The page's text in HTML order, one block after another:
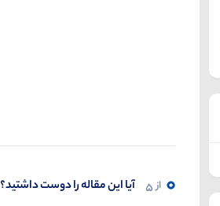
0 از 5 آیا این مقاله را دوست داشتید؟